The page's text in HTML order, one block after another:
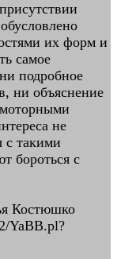
их форм и
самое
подробное
ни объяснение
не
с такими
бороться с
Костюшко
YaBB.pl?